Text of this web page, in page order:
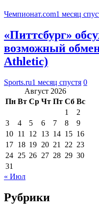
Чемпионат.com1 месяц
«Питтсбург»
возможный
Athletic)
Sports.ru1 месяц спустя 0
Август 2026
Пн Вт Ср Чт Пт Сб Вс
1
2
3
4 5 6 7 8
9
10 11 12 13 14 15 16
17 18 19 20 21 22 23
24 25 26 27 28 29 30
31
« Июл
Рубрики